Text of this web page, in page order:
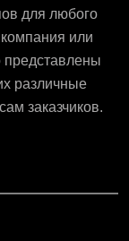
для любого
или
представлены
различные
заказчиков.